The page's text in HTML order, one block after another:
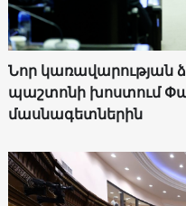
Նոր կառավարության
պաշտոնի խոստում
մասնագետներին